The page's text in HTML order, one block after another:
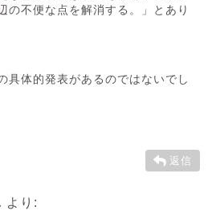
の不便な点を解消する。」とあり
具体的発表があるのではないでし
返信
より: